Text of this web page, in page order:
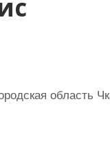
область